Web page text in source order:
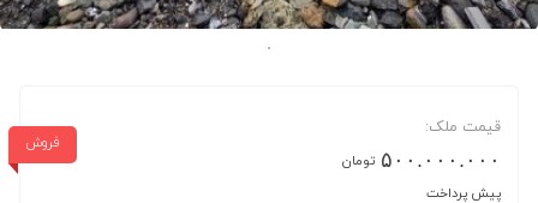
قیمت ملک:
۵۰۰.۰۰۰.۰۰۰ تومان
پیش پرداخت
فروش